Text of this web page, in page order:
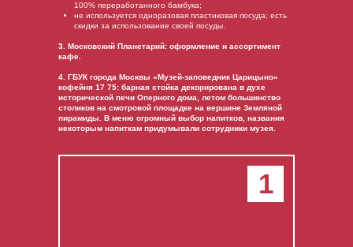
100% переработанного бамбука;
не используется одноразовая пластиковая посуда; есть
скидки за использование своей посуды.
3. Московский Планетарий: оформление и ассортимент
кафе.
4. ГБУК города Москвы «Музей-заповедник Царицыно»
кофейня 17 75: барная стойка декорирована в духе
исторической печи Оперного дома, летом большинство
столиков на смотровой площадке на вершине Земляной
пирамиды. В меню огромный выбор напитков, названия
некоторым напиткам придумывали сотрудники музея.
1